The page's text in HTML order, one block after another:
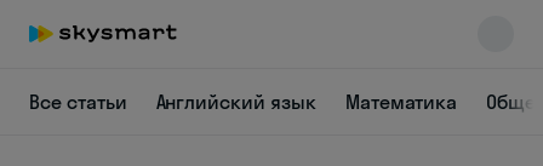
Все статьи Английский язык Математика